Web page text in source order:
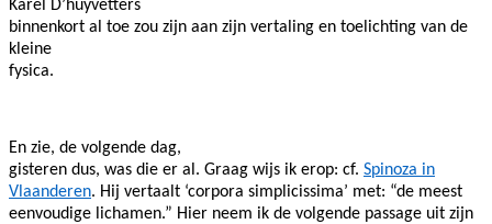
Karel D’huyvetters
binnenkort al toe zou zijn aan zijn vertaling en toelichting van de
kleine
fysica.
En zie, de volgende dag,
gisteren dus, was die er al. Graag wijs ik erop: cf. Spinoza in
Vlaanderen. Hij vertaalt ‘corpora simplicissima’ met: “de meest
eenvoudige lichamen.” Hier neem ik de volgende passage uit zijn